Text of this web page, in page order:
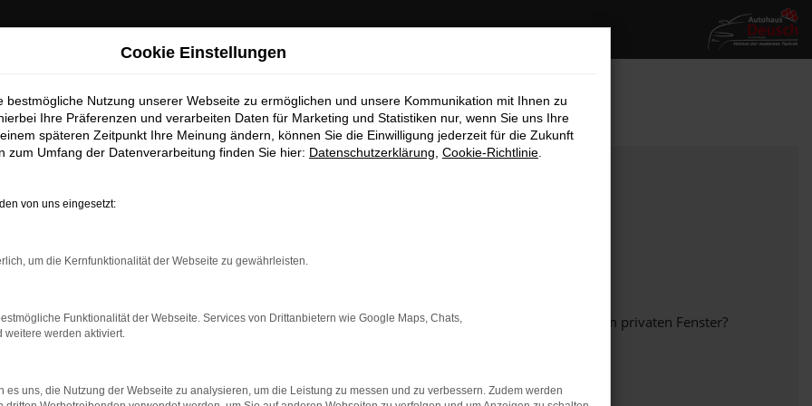
bestimmter Seiten verhindern. Funktioniert die Seite in einem anderen Browser oder in einem privaten Fenster?
auf dem neuesten Stand sind.
Cookie Einstellungen
bestmögliche Nutzung unserer Webseite zu ermöglichen und unsere Kommunikation mit Ihnen zu
Ihre Präferenzen und verarbeiten Daten für Marketing und Statistiken nur, wenn Sie uns Ihre
späteren Zeitpunkt Ihre Meinung ändern, können Sie die Einwilligung jederzeit für die Zukunft
zum Umfang der Datenverarbeitung finden Sie hier: Datenschutzerklärung Cookie-Richtlinie
von uns eingesetzt:
um die Kernfunktionalität der Webseite zu gewährleisten.
Funktionalität der Webseite. Services von Drittanbietern wie Google Maps, Chats,
weitere werden aktiviert.
es uns, die Nutzung der Webseite zu analysieren, um die Leistung zu messen und zu verbessern. Zudem werden